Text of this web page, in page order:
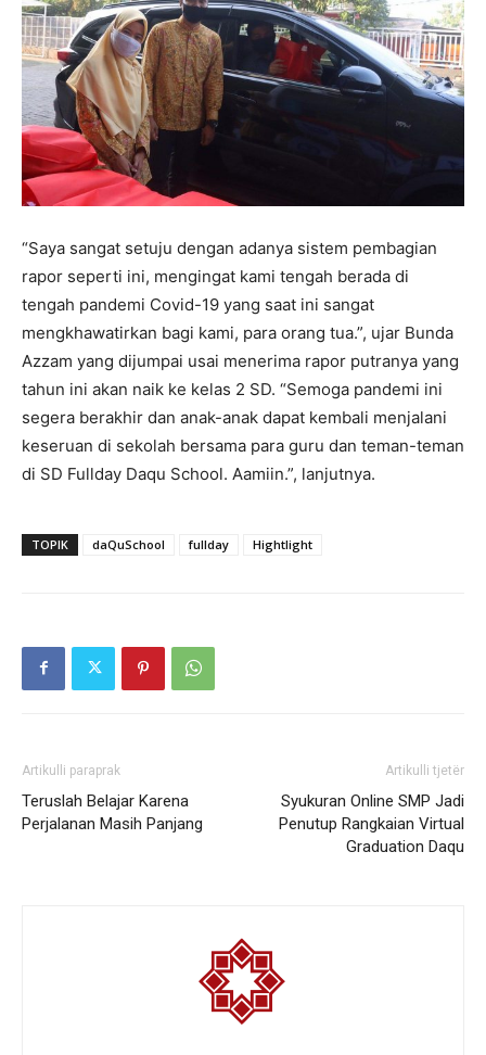
“Saya sangat setuju dengan adanya sistem pembagian
rapor seperti ini, mengingat kami tengah berada di
tengah pandemi Covid-19 yang saat ini sangat
mengkhawatirkan bagi kami, para orang tua.”, ujar Bunda
Azzam yang dijumpai usai menerima rapor putranya yang
tahun ini akan naik ke kelas 2 SD. “Semoga pandemi ini
segera berakhir dan anak-anak dapat kembali menjalani
keseruan di sekolah bersama para guru dan teman-teman
di SD Fullday Daqu School. Aamiin.”, lanjutnya.
TOPIK daQuSchool fullday Hightlight
Artikulli paraprak
Teruslah Belajar Karena
Perjalanan Masih Panjang
Artikulli tjetër
Syukuran Online SMP Jadi
Penutup Rangkaian Virtual
Graduation Daqu